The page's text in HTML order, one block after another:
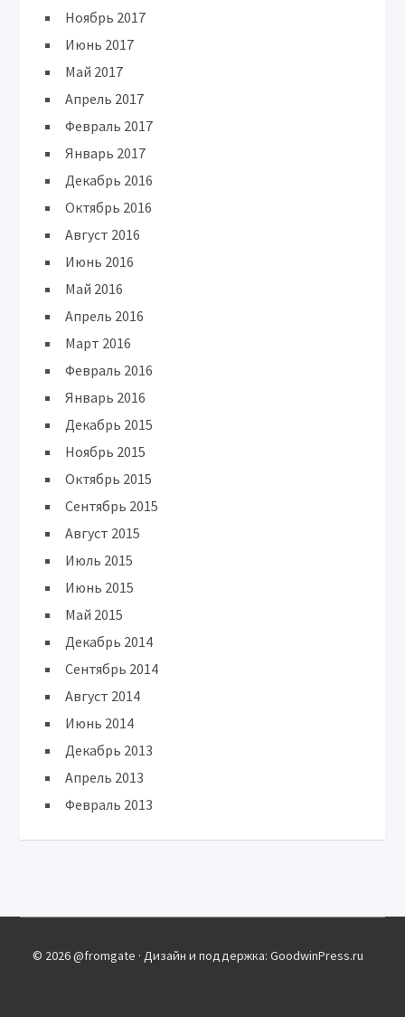
Ноябрь 2017
Июнь 2017
Май 2017
Апрель 2017
Февраль 2017
Январь 2017
Декабрь 2016
Октябрь 2016
Август 2016
Июнь 2016
Май 2016
Апрель 2016
Март 2016
Февраль 2016
Январь 2016
Декабрь 2015
Ноябрь 2015
Октябрь 2015
Сентябрь 2015
Август 2015
Июль 2015
Июнь 2015
Май 2015
Декабрь 2014
Сентябрь 2014
Август 2014
Июнь 2014
Декабрь 2013
Апрель 2013
Февраль 2013
© 2026 @fromgate · Дизайн и поддержка: GoodwinPress.ru